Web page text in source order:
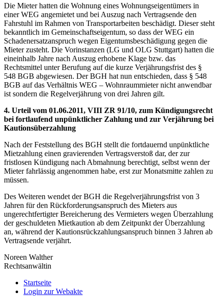
Die Mieter hatten die Wohnung eines Wohnungseigentümers in
einer WEG angemietet und bei Auszug nach Vertragsende den
Fahrstuhl im Rahmen von Transportarbeiten beschädigt. Dieser steht
bekanntlich im Gemeinschaftseigentum, so dass der WEG ein
Schadenersatzanspruch wegen Eigentumsbeschädigung gegen die
Mieter zusteht. Die Vorinstanzen (LG und OLG Stuttgart) hatten die
eineinhalb Jahre nach Auszug erhobene Klage bzw. das
Rechtsmittel unter Berufung auf die kurze Verjährungsfrist des §
548 BGB abgewiesen. Der BGH hat nun entschieden, dass § 548
BGB auf das Verhältnis WEG – Wohnraummieter nicht anwendbar
ist sondern die Regelverjährung von drei Jahren gilt.
4. Urteil vom 01.06.2011, VIII ZR 91/10, zum Kündigungsrecht
bei fortlaufend unpünktlicher Zahlung und zur Verjährung bei
Kautionsüberzahlung
Nach der Feststellung des BGH stellt die fortdauernd unpünktliche
Mietzahlung einen gravierenden Vertragsverstoß dar, der zur
fristlosen Kündigung nach Abmahnung berechtigt, selbst wenn der
Mieter fahrlässig angenommen habe, erst zur Monatsmitte zahlen zu
müssen.
Des Weiteren wendet der BGH die Regelverjährungsfrist von 3
Jahren für den Rückforderungsanspruch des Mieters aus
ungerechtfertigter Bereicherung des Vermieters wegen Überzahlung
der geschuldeten Mietkaution ab dem Zeitpunkt der Überzahlung
an, während der Kautionsrückzahlungsanspruch binnen 3 Jahren ab
Vertragsende verjährt.
Noreen Walther
Rechtsanwältin
Startseite
Login zur Webakte